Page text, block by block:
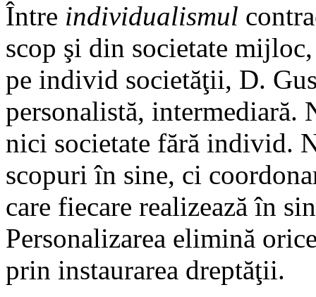
Între individualismul
scop şi din societate
pe individ societăţii, D.
personalistă, intermediară.
nici societate fără individ.
scopuri în sine, ci
care fiecare realizează în
Personalizarea elimină
prin instaurarea dreptăţii.